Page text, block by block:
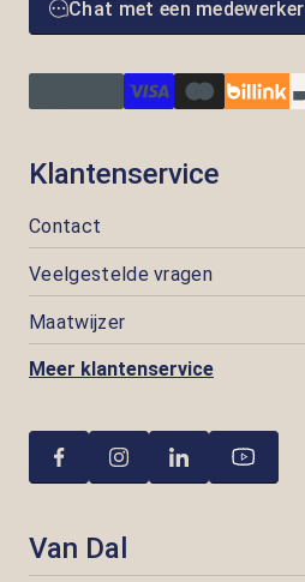
Chat met een medewerker
Klantenservice
Contact
Veelgestelde vragen
Maatwijzer
Meer klantenservice
Van Dal